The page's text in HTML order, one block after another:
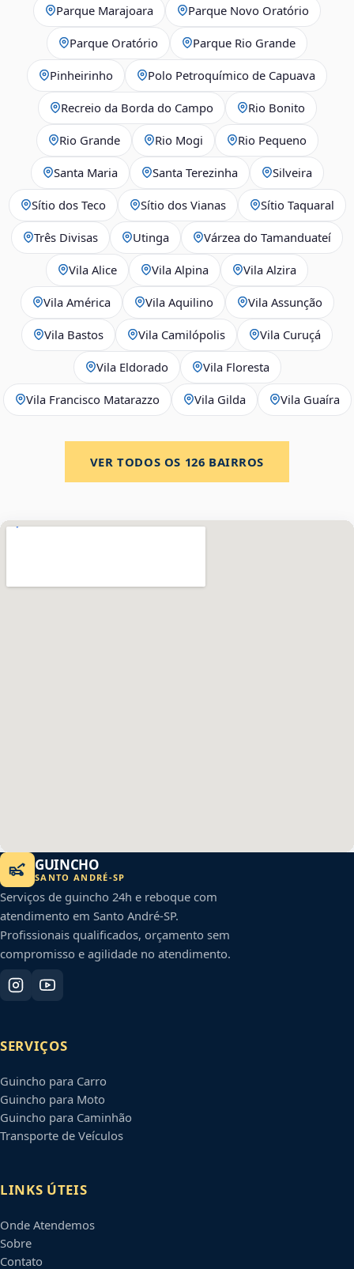
Parque Marajoara Parque Novo Oratório
Parque Oratório Parque Rio Grande
Pinheirinho Polo Petroquímico de Capuava
Recreio da Borda do Campo Rio Bonito
Rio Grande Rio Mogi Rio Pequeno
Santa Maria Santa Terezinha Silveira
Sítio dos Teco Sítio dos Vianas Sítio Taquaral
Três Divisas Utinga Várzea do Tamanduateí
Vila Alice Vila Alpina Vila Alzira
Vila América Vila Aquilino Vila Assunção
Vila Bastos Vila Camilópolis Vila Curuçá
Vila Eldorado Vila Floresta
Vila Francisco Matarazzo Vila Gilda Vila Guaíra
VER TODOS OS 126 BAIRROS
GUINCHO
SANTO ANDRÉ-SP
Serviços de guincho 24h e reboque com
atendimento em Santo André-SP.
Profissionais qualificados, orçamento sem
compromisso e agilidade no atendimento.
SERVIÇOS
Guincho para Carro
Guincho para Moto
Guincho para Caminhão
Transporte de Veículos
LINKS ÚTEIS
Onde Atendemos
Sobre
Contato